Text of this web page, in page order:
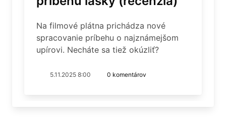
Na filmové plátna prichádza nové
spracovanie príbehu o najznámejšom
upírovi. Necháte sa tiež okúzliť?
5.11.2025 8:00 0 komentárov